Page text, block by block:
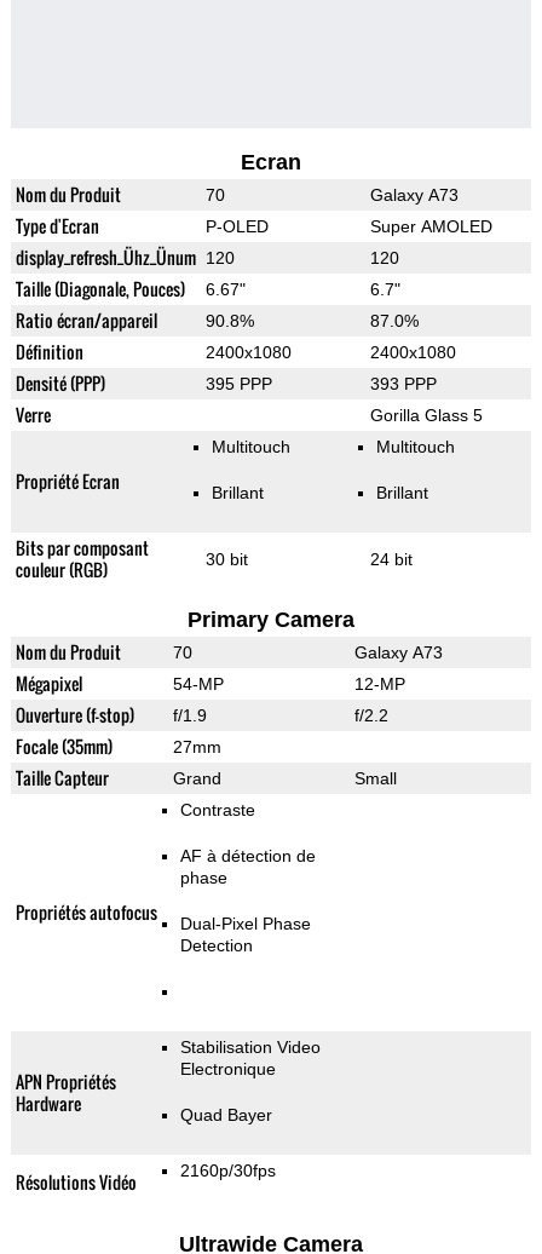
Ecran
Nom du Produit 70 Galaxy A73
Type d'Ecran P-OLED Super AMOLED
display_refresh_Ühz_Ünum 120 120
Taille (Diagonale, Pouces) 6.67" 6.7"
Ratio écran/appareil 90.8% 87.0%
Définition 2400x1080 2400x1080
Densité (PPP) 395 PPP 393 PPP
Verre Gorilla Glass 5
Propriété Ecran
Multitouch
Brillant
Multitouch
Brillant
Bits par composant
couleur (RGB)
30 bit 24 bit
Primary Camera
Nom du Produit 70 Galaxy A73
Mégapixel 54-MP 12-MP
Ouverture (f-stop) f/1.9 f/2.2
Focale (35mm) 27mm
Taille Capteur Grand Small
Propriétés autofocus
Contraste
AF à détection de
phase
Dual-Pixel Phase
Detection
APN Propriétés
Hardware
Stabilisation Video
Electronique
Quad Bayer
Résolutions Vidéo 2160p/30fps
Ultrawide Camera